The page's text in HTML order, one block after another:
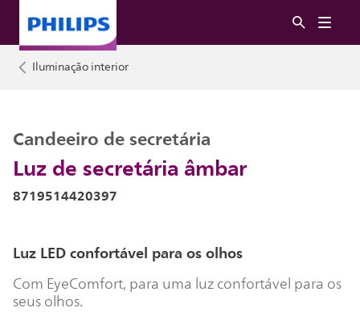
Iluminação interior
Luz de secretária âmbar
Candeeiro de secretária
8719514420397
Luz LED confortável para os olhos
Com EyeComfort, para uma luz confortável para os
seus olhos.